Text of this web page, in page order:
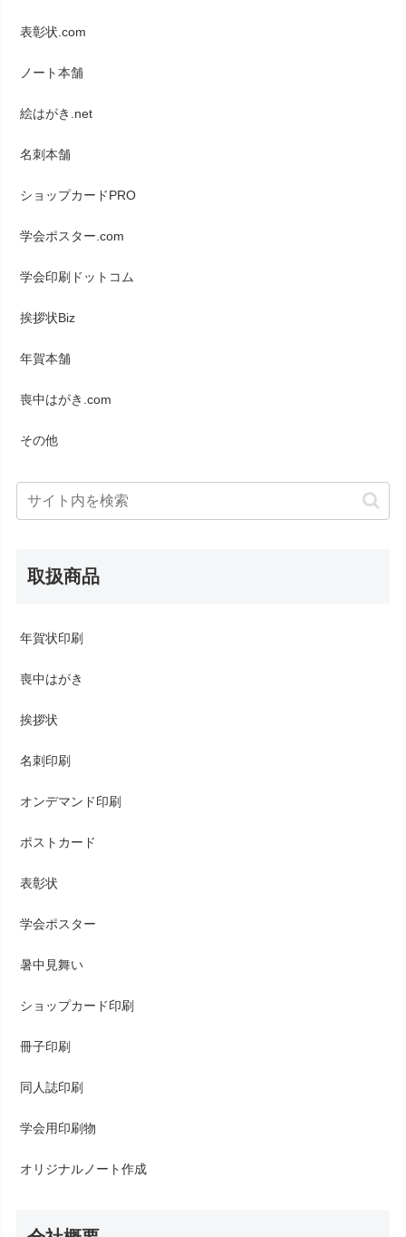
表彰状.com
ノート本舗
絵はがき.net
名刺本舗
ショップカードPRO
学会ポスター.com
学会印刷ドットコム
挨拶状Biz
年賀本舗
喪中はがき.com
その他
取扱商品
年賀状印刷
喪中はがき
挨拶状
名刺印刷
オンデマンド印刷
ポストカード
表彰状
学会ポスター
暑中見舞い
ショップカード印刷
冊子印刷
同人誌印刷
学会用印刷物
オリジナルノート作成